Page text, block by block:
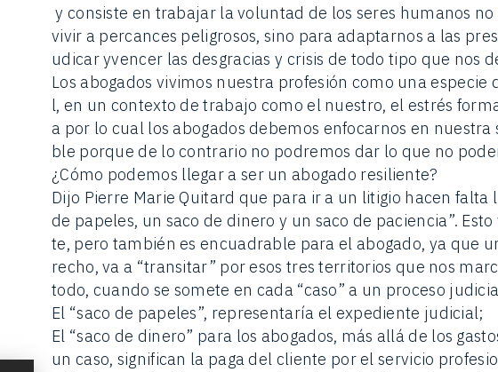
y consiste en trabajar la voluntad de los seres humanos
vivir a percances peligrosos, sino para adaptarnos a las
udicar yvencer las desgracias y crisis de todo tipo que nos
Los abogados vivimos nuestra profesión como una
l, en un contexto de trabajo como el nuestro, el estrés
a por lo cual los abogados debemos enfocarnos en
ble porque de lo contrario no podremos dar lo que no
¿Cómo podemos llegar a ser un abogado resiliente?
Dijo Pierre Marie Quitard que para ir a un litigio hacen falta
de papeles, un saco de dinero y un saco de paciencia”.
te, pero también es encuadrable para el abogado, ya que
recho, va a “transitar” por esos tres territorios que nos
todo, cuando se somete en cada “caso” a un proceso
El “saco de papeles”, representaría el expediente judicial;
El “saco de dinero” para los abogados, más allá de los
un caso, significan la paga del cliente por el servicio